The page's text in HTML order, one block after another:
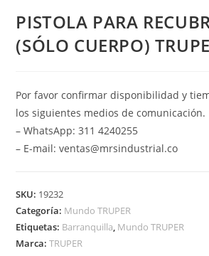
PISTOLA PARA
(SÓLO CUERPO)
Por favor confirmar disponibilidad y
los siguientes medios de comunicación.
– WhatsApp: 311 4240255
– E-mail: ventas@mrsindustrial.co
SKU: 19232
Categoría: Mundo TRUPER
Etiquetas: Barranquilla, Mundo TRUPER
Marca:TRUPER